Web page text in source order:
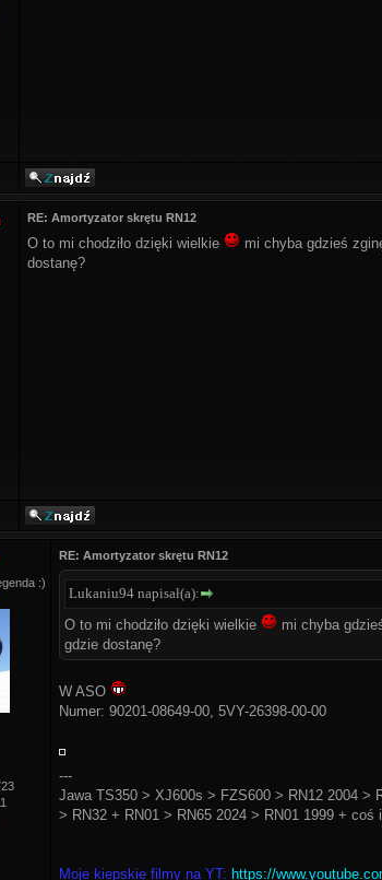
RE: Amortyzator skrętu RN12
O to mi chodziło dzięki wielkie mi chyba gdzieś
dostanę?
:)
RE: Amortyzator skrętu RN12
Lukaniu94 napisał(a):
O to mi chodziło dzięki wielkie
mi chyba
gdzie dostanę?
W ASO
Numer: 90201-08649-00, 5VY-26398-00-00
---
Jawa TS350 > XJ600s > FZS600 > RN12 2004 >
> RN32 + RN01 > RN65 2024 > RN01 1999 + coś
Moje kiepskie filmy na YT: https://